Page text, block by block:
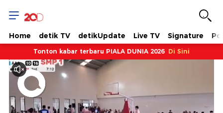
Home detik TV detikUpdate Live TV Signature
Tonton kabar terbaru PIALA DUNIA 2026 Di Sini